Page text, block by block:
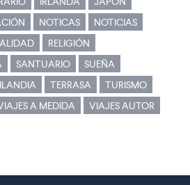
NOTICAS
NOTICIAS
RELIGIÓN
SANTUARIO
SUEÑA
TERRASA
TURISMO
A MEDIDA
VIAJES AUTOR